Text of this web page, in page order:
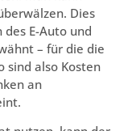
Dies
E-Auto und
– für die die
sind also Kosten
an